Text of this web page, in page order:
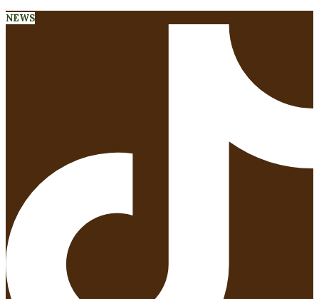
NEWS